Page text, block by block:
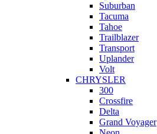
Suburban
Tacuma
Tahoe
Trailblazer
Transport
Uplander
Volt
CHRYSLER
300
Crossfire
Delta
Grand Voyager